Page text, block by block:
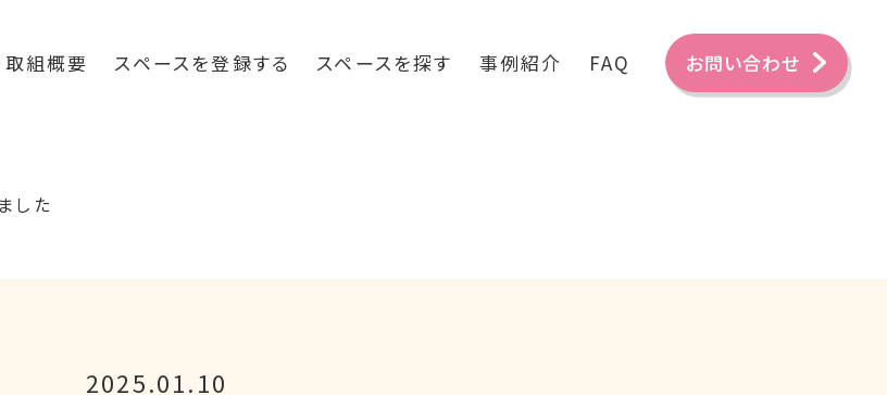
取組概要 スペースを登録する スペースを探す 事例紹介 FAQ お問い合わせ
した
2025.01.10